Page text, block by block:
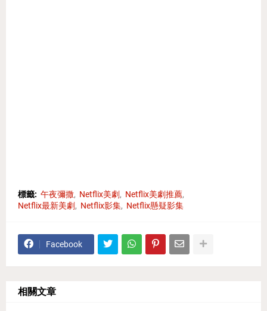
標籤: 午夜彌撒 Netflix美劇
Netflix美劇推薦
Netflix最新美劇
Netflix影集 Netflix懸疑影集
Facebook
相關文章